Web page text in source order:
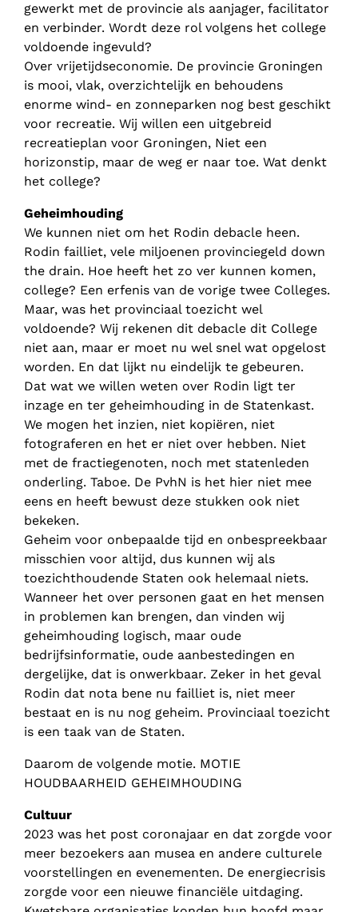
gewerkt met de provincie als aanjager, facilitator
en verbinder. Wordt deze rol volgens het college
voldoende ingevuld?
Over vrijetijdseconomie. De provincie Groningen
is mooi, vlak, overzichtelijk en behoudens
enorme wind- en zonneparken nog best geschikt
voor recreatie. Wij willen een uitgebreid
recreatieplan voor Groningen, Niet een
horizonstip, maar de weg er naar toe. Wat denkt
het college?
Geheimhouding
We kunnen niet om het Rodin debacle heen.
Rodin failliet, vele miljoenen provinciegeld down
the drain. Hoe heeft het zo ver kunnen komen,
college? Een erfenis van de vorige twee Colleges.
Maar, was het provinciaal toezicht wel
voldoende? Wij rekenen dit debacle dit College
niet aan, maar er moet nu wel snel wat opgelost
worden. En dat lijkt nu eindelijk te gebeuren.
Dat wat we willen weten over Rodin ligt ter
inzage en ter geheimhouding in de Statenkast.
We mogen het inzien, niet kopiëren, niet
fotograferen en het er niet over hebben. Niet
met de fractiegenoten, noch met statenleden
onderling. Taboe. De PvhN is het hier niet mee
eens en heeft bewust deze stukken ook niet
bekeken.
Geheim voor onbepaalde tijd en onbespreekbaar
misschien voor altijd, dus kunnen wij als
toezichthoudende Staten ook helemaal niets.
Wanneer het over personen gaat en het mensen
in problemen kan brengen, dan vinden wij
geheimhouding logisch, maar oude
bedrijfsinformatie, oude aanbestedingen en
dergelijke, dat is onwerkbaar. Zeker in het geval
Rodin dat nota bene nu failliet is, niet meer
bestaat en is nu nog geheim. Provinciaal toezicht
is een taak van de Staten.
Daarom de volgende motie. MOTIE
HOUDBAARHEID GEHEIMHOUDING
Cultuur
2023 was het post coronajaar en dat zorgde voor
meer bezoekers aan musea en andere culturele
voorstellingen en evenementen. De energiecrisis
zorgde voor een nieuwe financiële uitdaging.